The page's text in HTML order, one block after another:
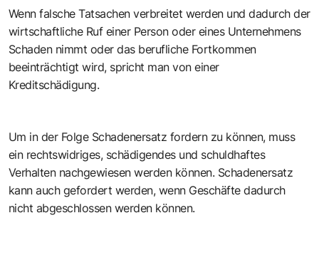
Wenn falsche Tatsachen verbreitet werden und dadurch der
wirtschaftliche Ruf einer Person oder eines Unternehmens
Schaden nimmt oder das berufliche Fortkommen
beeinträchtigt wird, spricht man von einer
Kreditschädigung.
Um in der Folge Schadenersatz fordern zu können, muss
ein rechtswidriges, schädigendes und schuldhaftes
Verhalten nachgewiesen werden können. Schadenersatz
kann auch gefordert werden, wenn Geschäfte dadurch
nicht abgeschlossen werden können.